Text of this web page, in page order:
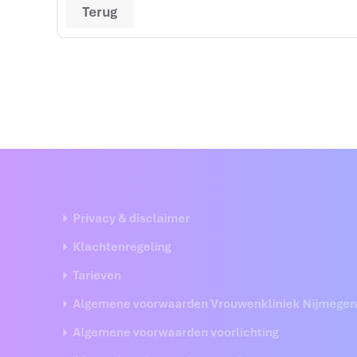
Terug
Privacy & disclaimer
Klachtenregeling
Tarieven
Algemene voorwaarden Vrouwenkliniek Nijmegen
Algemene voorwaarden voorlichting